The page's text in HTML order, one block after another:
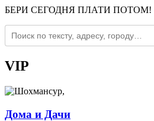
БЕРИ СЕГОДНЯ ПЛАТИ ПОТОМ!
VIP
Дома и Дачи